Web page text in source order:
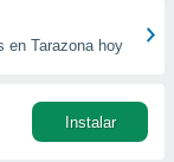
en Tarazona hoy
Instalar